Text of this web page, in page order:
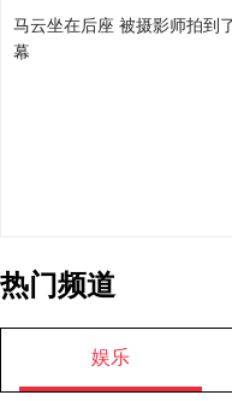
马云坐在后座 被摄影师拍到
幕
热门频道
娱乐